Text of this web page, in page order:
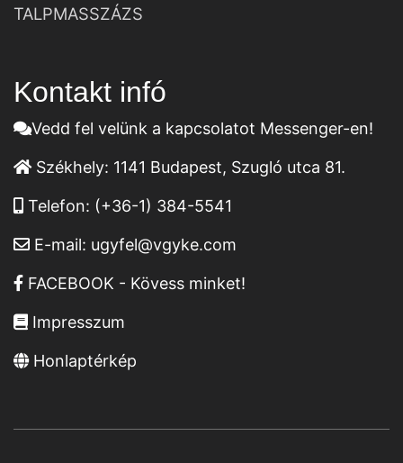
TALPMASSZÁZS
Kontakt infó
Vedd fel velünk a kapcsolatot Messenger-en!
Székhely: 1141 Budapest, Szugló utca 81.
Telefon: (+36-1) 384-5541
E-mail: ugyfel@vgyke.com
FACEBOOK - Kövess minket!
Impresszum
Honlaptérkép